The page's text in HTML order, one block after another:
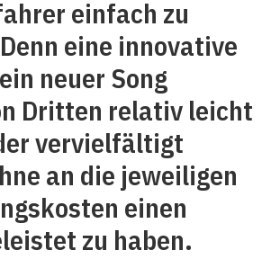
einfach zu
eine innovative
neuer Song
Dritten relativ leicht
vervielfältigt
an die jeweiligen
einen
zu haben.